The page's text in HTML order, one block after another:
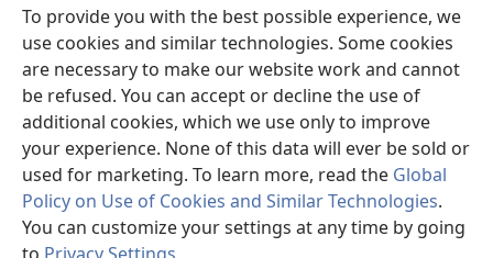
To provide you with the best possible experience, we
use cookies and similar technologies. Some cookies
are necessary to make our website work and cannot
be refused. You can accept or decline the use of
additional cookies, which we use only to improve
your experience. None of this data will ever be sold or
used for marketing. To learn more, read the Global
Policy on Use of Cookies and Similar Technologies.
You can customize your settings at any time by going
Донацие
(opens
new
window)
ОНЛАЈН БИБЛИОТЕКА Watchtower
(opens
new
window)JW Hub ®
(opens
new
window)
Copyright© 2026 Watch Tower Bible and Tract Society of Pennsylvania.